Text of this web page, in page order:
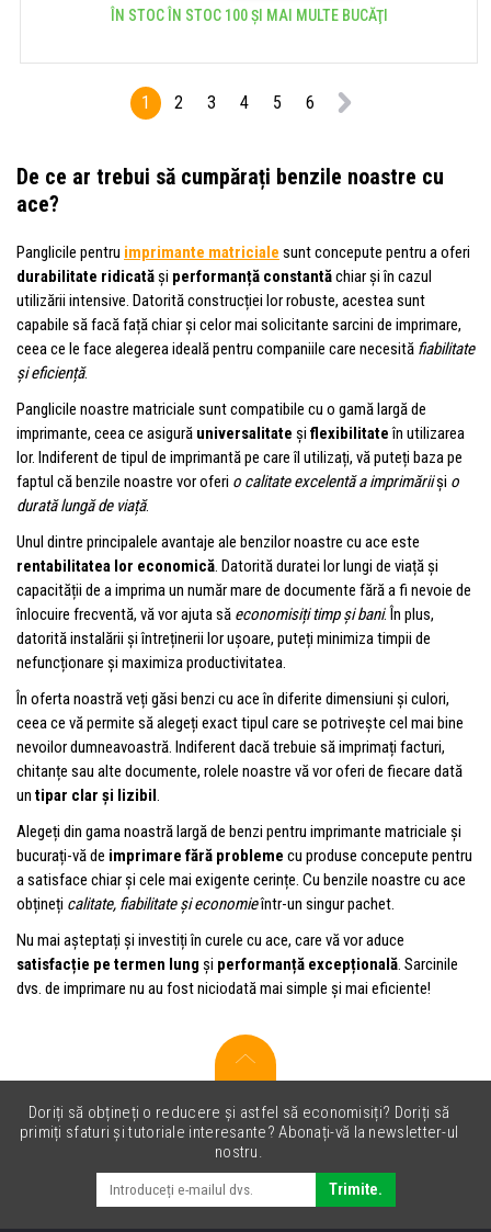
ÎN STOC ÎN STOC 100 ȘI MAI MULTE BUCĂŢI
1 2 3 4 5 6
De ce ar trebui să cumpărați benzile noastre cu
ace?
Panglicile pentru imprimante matriciale sunt concepute pentru a oferi
durabilitate ridicatăși performanță constantăchiar și în cazul
utilizării intensive. Datorită construcției lor robuste, acestea sunt
capabile să facă față chiar și celor mai solicitante sarcini de imprimare,
ceea ce le face alegerea ideală pentru companiile care necesită fiabilitate
și eficiență.
Panglicile noastre matriciale sunt compatibile cu o gamă largă de
imprimante, ceea ce asigură universalitate și flexibilitateîn utilizarea
lor. Indiferent de tipul de imprimantă pe care îl utilizați, vă puteți baza pe
faptul că benzile noastre vor oferi o calitate excelentă a imprimăriiși o
durată lungă de viață.
Unul dintre principalele avantaje ale benzilor noastre cu ace este
rentabilitatea lor economică. Datorită duratei lor lungi de viață și
capacității de a imprima un număr mare de documente fără a fi nevoie de
înlocuire frecventă, vă vor ajuta să economisiți timp și bani. În plus,
datorită instalării și întreținerii lor ușoare, puteți minimiza timpii de
nefuncționare și maximiza productivitatea.
În oferta noastră veți găsi benzi cu ace în diferite dimensiuni și culori,
ceea ce vă permite să alegeți exact tipul care se potrivește cel mai bine
nevoilor dumneavoastră. Indiferent dacă trebuie să imprimați facturi,
chitanțe sau alte documente, rolele noastre vă vor oferi de fiecare dată
un tipar clar și lizibil.
Alegeți din gama noastră largă de benzi pentru imprimante matriciale și
bucurați-vă de imprimare fără probleme cu produse concepute pentru
a satisface chiar și cele mai exigente cerințe. Cu benzile noastre cu ace
obțineți calitate, fiabilitate și economieîntr-un singur pachet.
Nu mai așteptați și investiți în curele cu ace, care vă vor aduce
satisfacție pe termen lung și performanță excepțională. Sarcinile
dvs. de imprimare nu au fost niciodată mai simple și mai eficiente!
Doriți să obțineți o reducere și astfel să economisiți? Doriți să
primiți sfaturi și tutoriale interesante? Abonați-vă la newsletter-ul
nostru.
Trimite.